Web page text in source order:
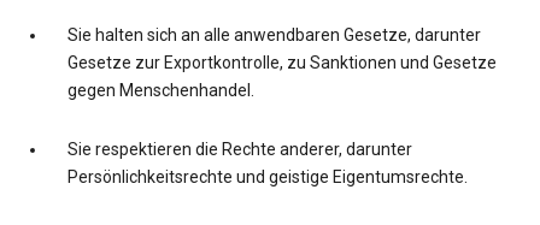
Sie halten sich an alle anwendbaren Gesetze, darunter
Gesetze zur Exportkontrolle, zu Sanktionen und Gesetze
gegen Menschenhandel.
Sie respektieren die Rechte anderer, darunter
Persönlichkeitsrechte und geistige Eigentumsrechte.